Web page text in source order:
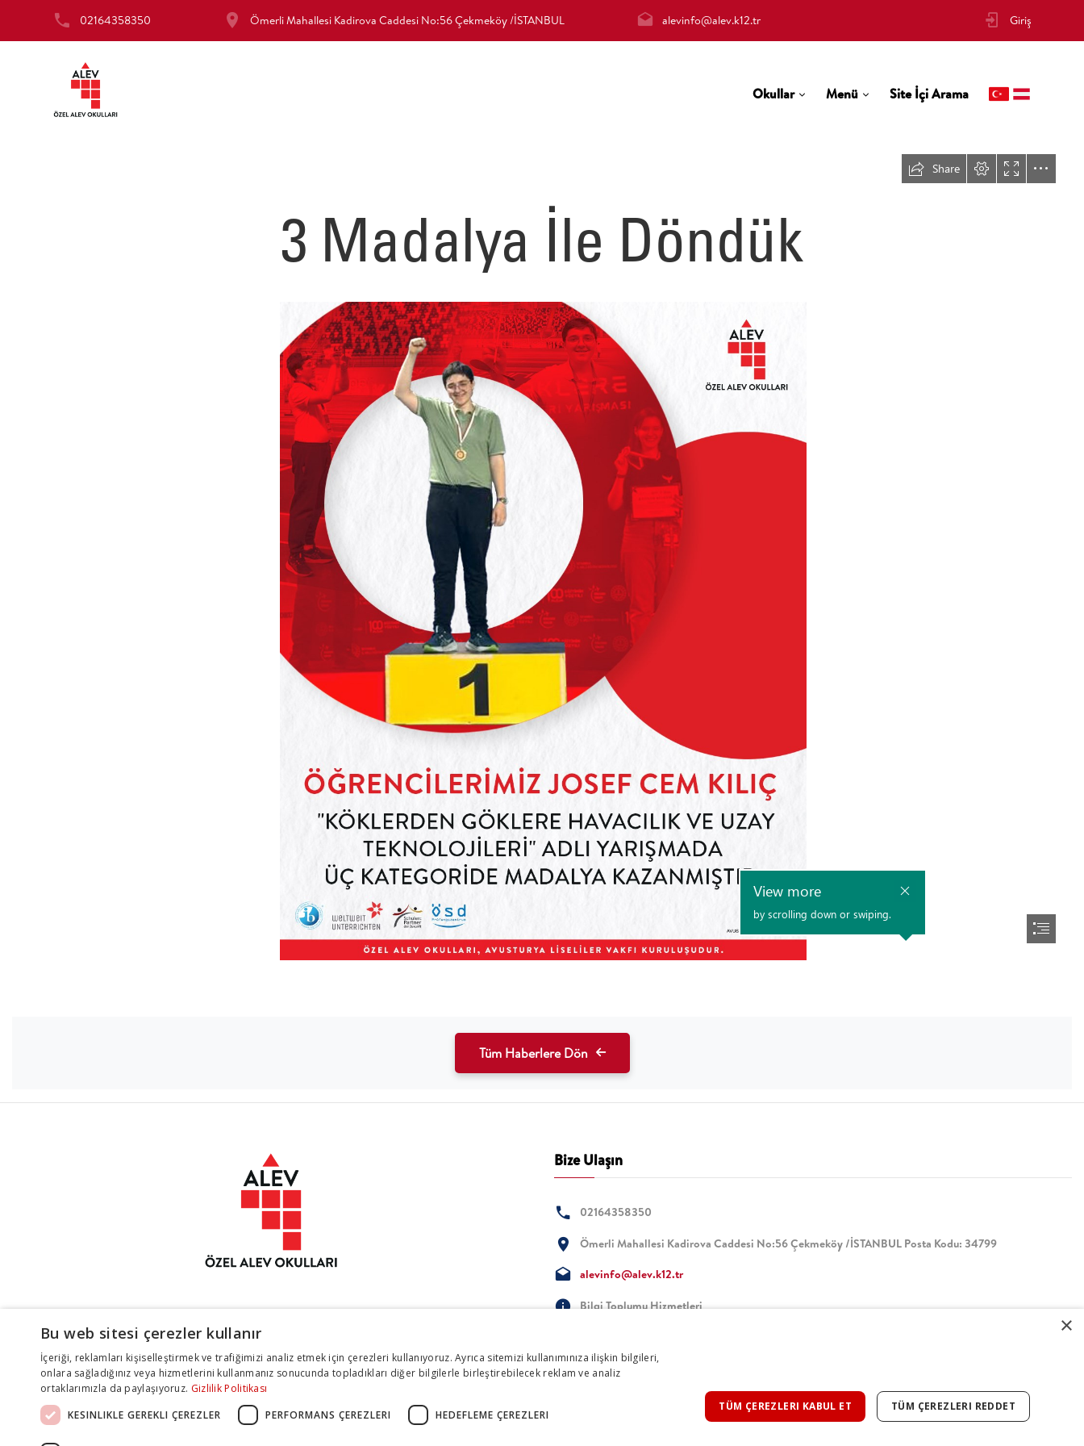
02164358350 Ömerli Mahallesi Kadirova Caddesi No:56 Çekmeköy /İSTANBUL alevinfo@alev.k12.tr Giriş
Okullar Menü Site İçi Arama
Tüm Haberlere Dön
Bize Ulaşın
02164358350
Ömerli Mahallesi Kadirova Caddesi No:56 Çekmeköy /İSTANBUL Posta Kodu: 34799
alevinfo@alev.k12.tr
Bilgi Toplumu Hizmetleri
×
Bu web sitesi çerezler kullanır
İçeriği, reklamları kişiselleştirmek ve trafiğimizi analiz etmek için çerezleri kullanıyoruz. Ayrıca sitemizi kullanımınıza ilişkin bilgileri,
onlara sağladığınız veya hizmetlerini kullanmanız sonucunda topladıkları diğer bilgilerle birleştirebilecek reklam ve analiz
ortaklarımızla da paylaşıyoruz. Gizlilik Politikası
KESINLIKLE GEREKLI ÇEREZLER
PERFORMANS ÇEREZLERI HEDEFLEME ÇEREZLERI
TÜM ÇEREZLERI KABUL ET TÜM ÇEREZLERI REDDET